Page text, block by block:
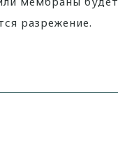
разрежение.